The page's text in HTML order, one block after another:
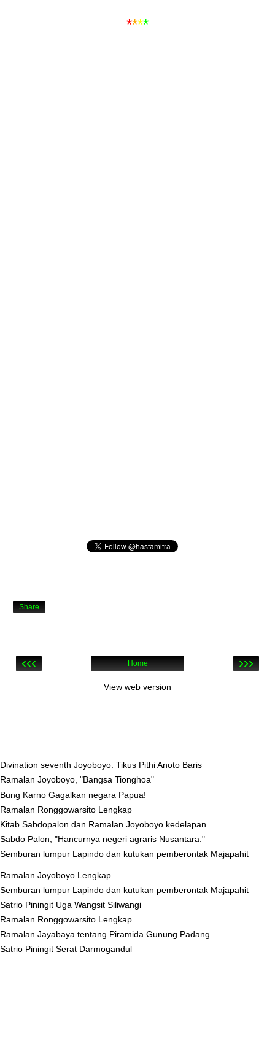
****
Share
‹‹‹ ›››
Home
View web version
Divination seventh Joyoboyo: Tikus Pithi Anoto Baris
Ramalan Joyoboyo, "Bangsa Tionghoa"
Bung Karno Gagalkan negara Papua!
Ramalan Ronggowarsito Lengkap
Kitab Sabdopalon dan Ramalan Joyoboyo kedelapan
Sabdo Palon, "Hancurnya negeri agraris Nusantara."
Semburan lumpur Lapindo dan kutukan pemberontak Majapahit
Ramalan Joyoboyo Lengkap
Semburan lumpur Lapindo dan kutukan pemberontak Majapahit
Satrio Piningit Uga Wangsit Siliwangi
Ramalan Ronggowarsito Lengkap
Ramalan Jayabaya tentang Piramida Gunung Padang
Satrio Piningit Serat Darmogandul